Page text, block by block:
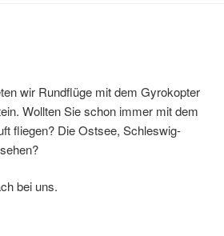
wir Rundflüge mit dem Gyrokopter
Wollten Sie schon immer mit dem
fliegen? Die Ostsee, Schleswig-
bei uns.